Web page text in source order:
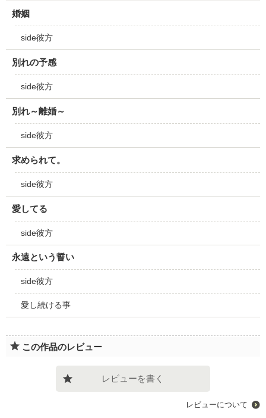
婚姻
side彼方
別れの予感
side彼方
別れ～離婚～
side彼方
求められて。
side彼方
愛してる
side彼方
永遠という誓い
side彼方
愛し続ける事
この作品のレビュー
レビューを書く
レビューについて